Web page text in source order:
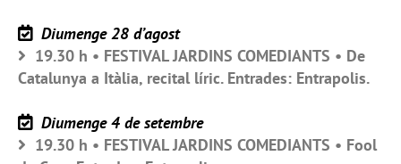
Diumenge 28 d’agost
19.30 h • FESTIVAL JARDINS COMEDIANTS • De
Catalunya a Itàlia, recital líric. Entrades: Entrapolis.
Diumenge 4 de setembre
19.30 h • FESTIVAL JARDINS COMEDIANTS • Fool